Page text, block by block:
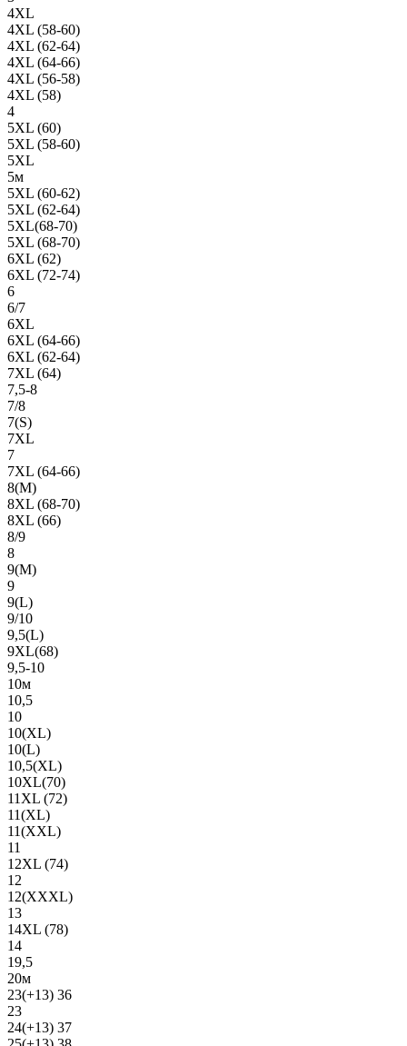
4XL
4XL (58-60)
4XL (62-64)
4XL (64-66)
4XL (56-58)
4XL (58)
4
5XL (60)
5XL (58-60)
5XL
5м
5XL (60-62)
5XL (62-64)
5XL(68-70)
5XL (68-70)
6XL (62)
6XL (72-74)
6
6/7
6XL
6XL (64-66)
6XL (62-64)
7XL (64)
7,5-8
7/8
7(S)
7XL
7
7XL (64-66)
8(М)
8XL (68-70)
8XL (66)
8/9
8
9(М)
9
9(L)
9/10
9,5(L)
9XL(68)
9,5-10
10м
10,5
10
10(XL)
10(L)
10,5(XL)
10XL(70)
11XL (72)
11(XL)
11(XXL)
11
12XL (74)
12
12(ХХХL)
13
14XL (78)
14
19,5
20м
23(+13) 36
23
24(+13) 37